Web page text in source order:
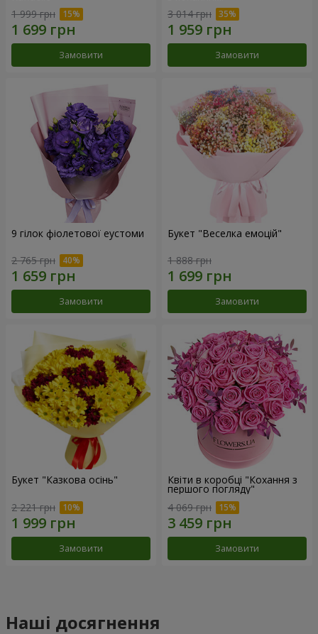
1 999 грн
Замовити
3 014 грн
Замовити
9 гілок фіолетової еустоми
2 765 грн
Замовити
Букет "Веселка емоцій"
1 888 грн
Замовити
Букет "Казкова осінь"
2 221 грн
Замовити
Квіти в коробці "Кохання з
першого погляду"
4 069 грн
Замовити
Наші досягнення